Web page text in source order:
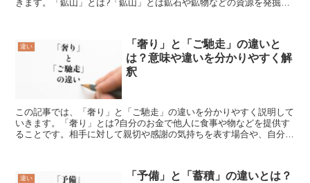
きます。「鉱山」とは?「鉱山」とは鉱石や鉱物などの資源を発掘す
違い
「奢り」と「ご馳走」の違いと
は？意味や違いを分かりやすく解
釈
この記事では、「奢り」と「ご馳走」の違いを分かりやすく説明して
いきます。「奢り」とは?自分のお金で他人に食事や物などを提供す
ることです。相手に対して親切や感謝の気持ちを表す場合や、自分の
違い
「予備」と「蓄積」の違いとは？